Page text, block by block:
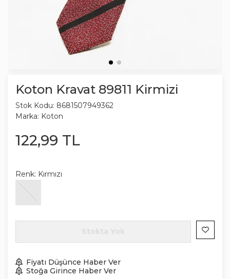
Koton Kravat 89811 Kirmizi
Stok Kodu: 8681507949362
Marka: Koton
122,99 TL
Renk: Kırmızı
Fiyatı Düşünce Haber Ver
Stoğa Girince Haber Ver